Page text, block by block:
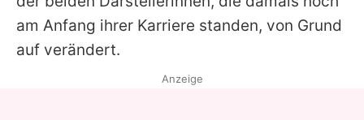
am Anfang ihrer Karriere standen, von Grund
auf verändert.
Anzeige